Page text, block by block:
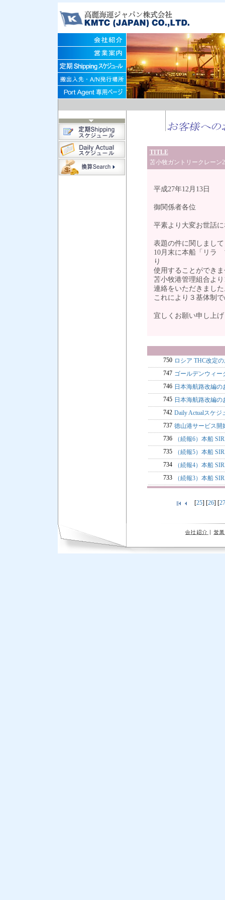
TITLE
苫小牧ガントリークレーン
平成27年12月13日
御関係者各位
平素より大変お世話
表題の件に関しまして
10月末に本船「リラ
り
使用することができ
苫小牧港管理組合よ
連絡をいただきまし
これにより３基体制
宜しくお願い申し上
750 ロシア THC改定
747 ゴールデンウィー
746 日本海航路改編
745 日本海航路改編
742 Daily Actualスケ
737 徳山港サービス
736
（続報6）本船
735
（続報5）本船
734
（続報4）本船
733
（続報3）本船
[25] [26] [27